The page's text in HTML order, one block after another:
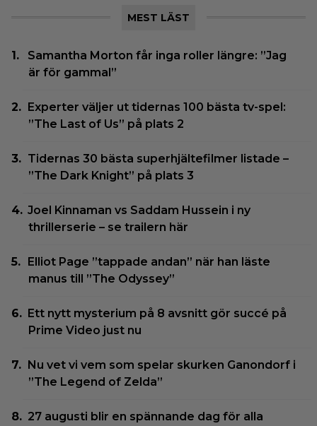
MEST LÄST
Samantha Morton får inga roller längre: ”Jag
är för gammal”
Experter väljer ut tidernas 100 bästa tv-spel:
”The Last of Us” på plats 2
Tidernas 30 bästa superhjältefilmer listade –
”The Dark Knight” på plats 3
Joel Kinnaman vs Saddam Hussein i ny
thrillerserie – se trailern här
Elliot Page ”tappade andan” när han läste
manus till ”The Odyssey”
Ett nytt mysterium på 8 avsnitt gör succé på
Prime Video just nu
Nu vet vi vem som spelar skurken Ganondorf i
”The Legend of Zelda”
27 augusti blir en spännande dag för alla